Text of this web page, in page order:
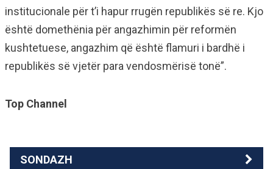
institucionale për t’i hapur rrugën republikës së re. Kjo
është domethënia për angazhimin për reformën
kushtetuese, angazhim që është flamuri i bardhë i
republikës së vjetër para vendosmërisë tonë”.
Top Channel
SONDAZH